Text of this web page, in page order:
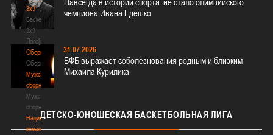
3х3
Баскетбол
3х3
Лого[modid=121]
Сборные
Сборные
Мужские
сборные
Мужские
сборные
Национальная
команда
Навсегда в истории спорта: не стало олимпийского
чемпиона Ивана Едешко
31.07.2026
БФБ выражает соболезнования родным и близким
Михаила Курилика
ДЕТСКО-ЮНОШЕСКАЯ БАСКЕТБОЛЬНАЯ ЛИГА